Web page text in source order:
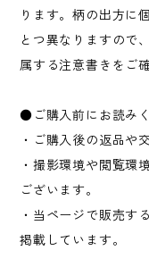
ります。柄の出方に
とつ異なりますので
属する注意書きをご
●ご購入前にお読み
・ご購入後の返品や
・撮影環境や閲覧環
ございます。
・当ページで販売す
掲載しています。